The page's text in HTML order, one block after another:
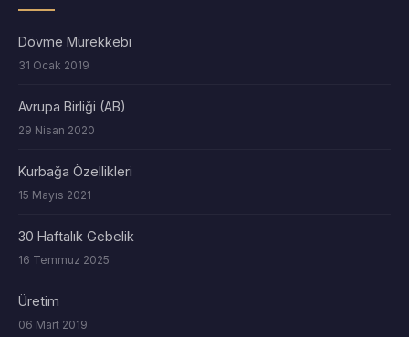
Dövme Mürekkebi
31 Ocak 2019
Avrupa Birliği (AB)
29 Nisan 2020
Kurbağa Özellikleri
15 Mayıs 2021
30 Haftalık Gebelik
16 Temmuz 2025
Üretim
06 Mart 2019